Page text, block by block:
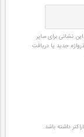
نشانی برای سایر
جدید یا دریافت
داشته باشد.